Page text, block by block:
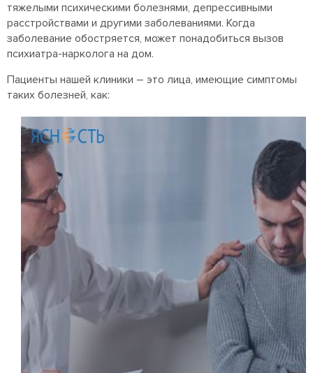
тяжелыми психическими болезнями, депрессивными
расстройствами и другими заболеваниями. Когда
заболевание обостряется, может понадобиться вызов
психиатра-нарколога на дом.
Пациенты нашей клиники – это лица, имеющие симптомы
таких болезней, как: